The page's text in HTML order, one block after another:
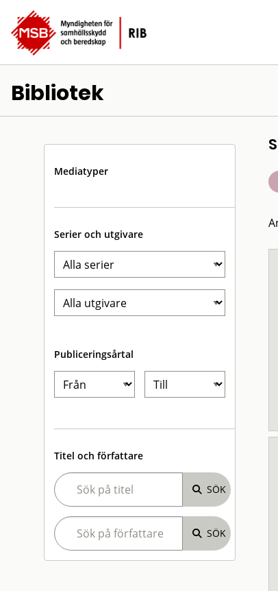
Bibliotek
Mediatyper
Serier och utgivare
Publiceringsårtal
Titel och författare